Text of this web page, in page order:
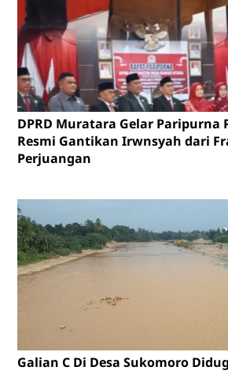
DPRD Muratara Gelar Paripurna
Resmi Gantikan Irwnsyah dari
Perjuangan
Galian C Di Desa Sukomoro